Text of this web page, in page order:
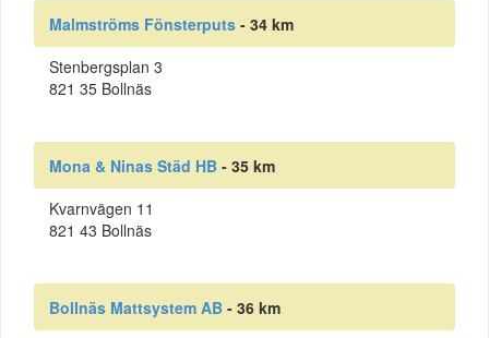
Malmströms Fönsterputs - 34 km
Stenbergsplan 3
821 35 Bollnäs
Mona & Ninas Städ HB - 35 km
Kvarnvägen 11
821 43 Bollnäs
Bollnäs Mattsystem AB - 36 km